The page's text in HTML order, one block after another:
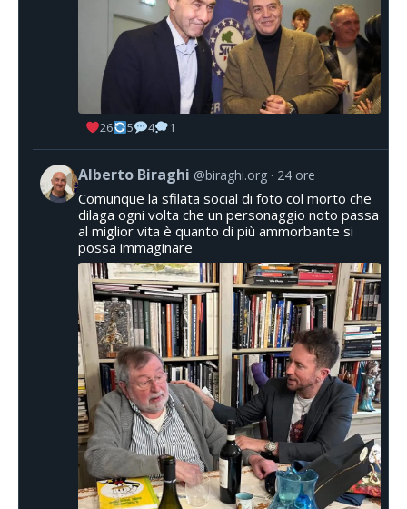
26 5 4 1
Alberto Biraghi @biraghi.org 24 ore
Comunque la sfilata social di foto col morto che
dilaga ogni volta che un personaggio noto passa
al miglior vita è quanto di più ammorbante si
possa immaginare